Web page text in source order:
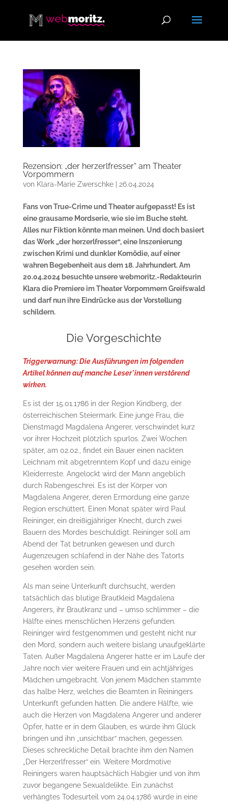
Rezension: „der herzerlfresser“ am Theater
Vorpommern
von Klara-Marie Zwerschke| 26.04.2024
Fans von True-Crime und Theater aufgepasst! Es ist
eine grausame Mordserie, wie sie im Buche steht.
Alles nur Fiktion könnte man meinen. Und doch basiert
das Werk „der herzerlfresser“, eine Inszenierung
zwischen Krimi und dunkler Komödie, auf einer
wahren Begebenheit aus dem 18. Jahrhundert. Am
20.04.2024 besuchte unsere webmoritz.-Redakteurin
Klara die Premiere im Theater Vorpommern Greifswald
und darf nun ihre Eindrücke aus der Vorstellung
schildern.
Die Vorgeschichte
Triggerwarnung: Die Ausführungen im folgenden
Artikel können auf manche Leser*innen verstörend
wirken.
Es ist der 15.01.1786 in der Region Kindberg, der
österreichischen Steiermark. Eine junge Frau, die
Dienstmagd Magdalena Angerer, verschwindet kurz
vor ihrer Hochzeit plötzlich spurlos. Zwei Wochen
später, am 02.02., findet ein Bauer einen nackten
Leichnam mit abgetrenntem Kopf und dazu einige
Kleiderreste. Angelockt wird der Mann angeblich
durch Rabengeschrei. Es ist der Körper von
Magdalena Angerer, deren Ermordung eine ganze
Region erschüttert. Einen Monat später wird Paul
Reininger, ein dreißigjähriger Knecht, durch zwei
Bauern des Mordes beschuldigt. Reininger soll am
Abend der Tat betrunken gewesen und durch
Augenzeugen schlafend in der Nähe des Tatorts
gesehen worden sein.
Als man seine Unterkunft durchsucht, werden
tatsächlich das blutige Brautkleid Magdalena
Angerers, ihr Brautkranz und – umso schlimmer – die
Hälfte eines menschlichen Herzens gefunden.
Reininger wird festgenommen und gesteht nicht nur
den Mord, sondern auch weitere bislang unaufgeklärte
Taten. Außer Magdalena Angerer hatte er im Laufe der
Jahre noch vier weitere Frauen und ein achtjähriges
Mädchen umgebracht. Von jenem Mädchen stammte
das halbe Herz, welches die Beamten in Reiningers
Unterkunft gefunden hatten. Die andere Hälfte, wie
auch die Herzen von Magdalena Angerer und anderer
Opfer, hatte er in dem Glauben, es würde ihm Glück
bringen und ihn „unsichtbar“ machen, gegessen.
Dieses schreckliche Detail brachte ihm den Namen
„Der Herzerlfresser“ ein. Weitere Mordmotive
Reiningers waren hauptsächlich Habgier und von ihm
zuvor begangene Sexualdelikte. Ein zunächst
verhängtes Todesurteil vom 24.04.1786 wurde in eine